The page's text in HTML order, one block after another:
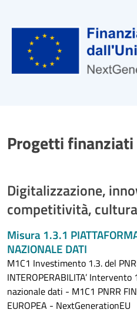
Progetti finanziati
Digitalizzazione,
competitività,
Misura 1.3.1
NAZIONALE DATI
M1C1 Investimento 1.3. del
INTEROPERABILITA’
nazionale dati - M1C1 PNRR
EUROPEA - NextGenerationEU